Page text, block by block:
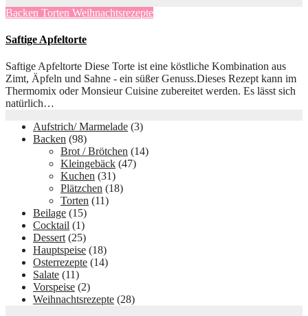
Backen Torten Weihnachtsrezepte
Saftige Apfeltorte
Saftige Apfeltorte Diese Torte ist eine köstliche Kombination aus
Zimt, Äpfeln und Sahne - ein süßer Genuss.Dieses Rezept kann im
Thermomix oder Monsieur Cuisine zubereitet werden. Es lässt sich
natürlich…
Aufstrich/ Marmelade (3)
Backen (98)
Brot / Brötchen (14)
Kleingebäck (47)
Kuchen (31)
Plätzchen (18)
Torten (11)
Beilage (15)
Cocktail (1)
Dessert(25)
Hauptspeise (18)
Osterrezepte (14)
Salate (11)
Vorspeise (2)
Weihnachtsrezepte (28)